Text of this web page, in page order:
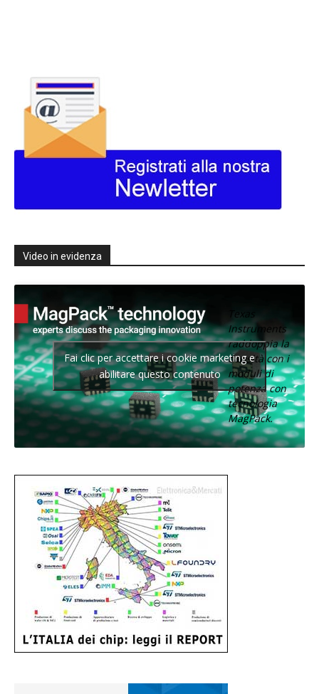
Video in evidenza
Texas
Instruments
raddoppia la
densità con i
moduli di
potenza con
tecnologia
MagPack.
Fai clic per accettare i cookie marketing e
abilitare questo contenuto